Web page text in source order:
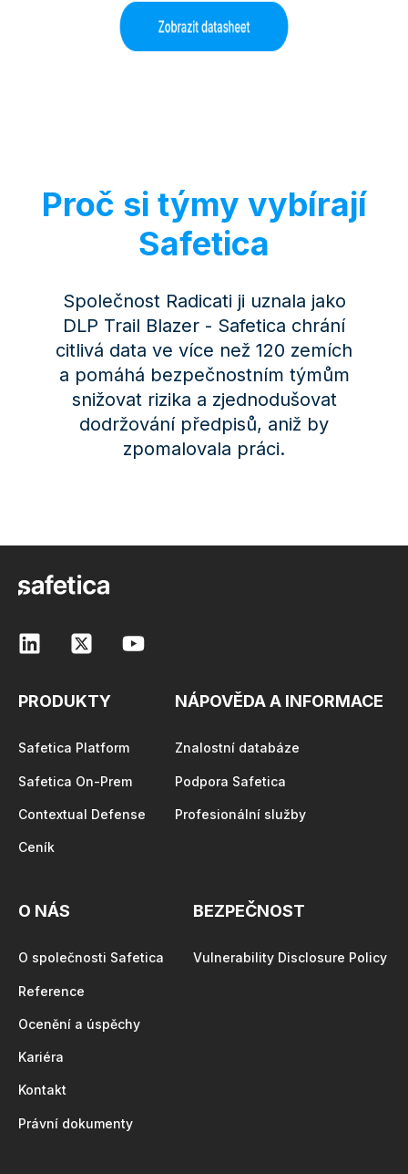
Proč si týmy vybírají
Safetica
Společnost Radicati ji uznala jako
DLP Trail Blazer - Safetica chrání
citlivá data ve více než 120 zemích
a pomáhá bezpečnostním týmům
snižovat rizika a zjednodušovat
dodržování předpisů, aniž by
zpomalovala práci.
PRODUKTY
Safetica Platform
Safetica On-Prem
Contextual Defense
Ceník
NÁPOVĚDA A INFORMACE
Znalostní databáze
Podpora Safetica
Profesionální služby
O NÁS
O společnosti Safetica
Reference
Ocenění a úspěchy
Kariéra
Kontakt
Právní dokumenty
BEZPEČNOST
Vulnerability Disclosure Policy